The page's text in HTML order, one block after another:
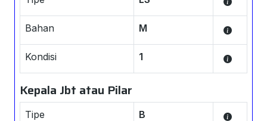
Bahan M
Kondisi 1
Kepala Jbt atau Pilar
Tipe B